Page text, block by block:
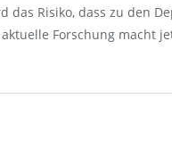
das Risiko, dass zu den
Forschung macht